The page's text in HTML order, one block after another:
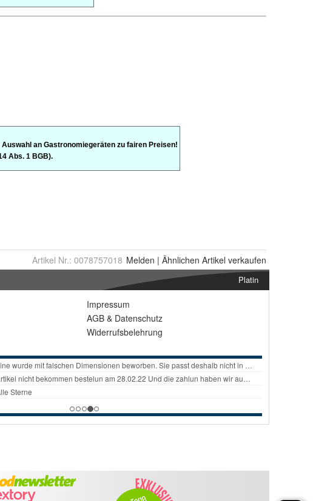
Artikel Nr.: 0078757018 Melden | Ähnlichen Artikel verkaufen
Platin
Impressum
AGB & Datenschutz
Widerrufsbelehrung